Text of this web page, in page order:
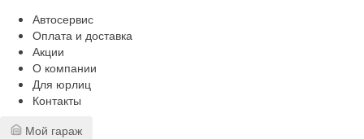
Автосервис
Оплата и доставка
Акции
О компании
Для юрлиц
Контакты
Мой гараж